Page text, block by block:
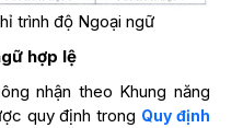
trình độ Ngoại ngữ
hợp lệ
nhận theo Khung năng
quy định trong Quy định